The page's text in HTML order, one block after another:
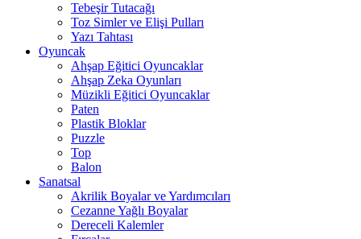
Tebeşir Tutacağı
Toz Simler ve Elişi Pulları
Yazı Tahtası
Oyuncak
Ahşap Eğitici Oyuncaklar
Ahşap Zeka Oyunları
Müzikli Eğitici Oyuncaklar
Paten
Plastik Bloklar
Puzzle
Top
Balon
Sanatsal
Akrilik Boyalar ve Yardımcıları
Cezanne Yağlı Boyalar
Dereceli Kalemler